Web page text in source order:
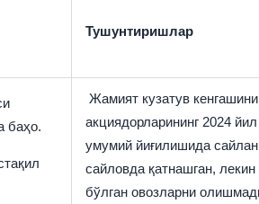
Тушунтиришлар
баҳо.
Жамият кузатув
акциядорларининг 2024
умумий йиғилишида
сайловда қатнашган,
бўлган овозларни